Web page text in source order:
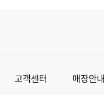
고객센터 매장안내